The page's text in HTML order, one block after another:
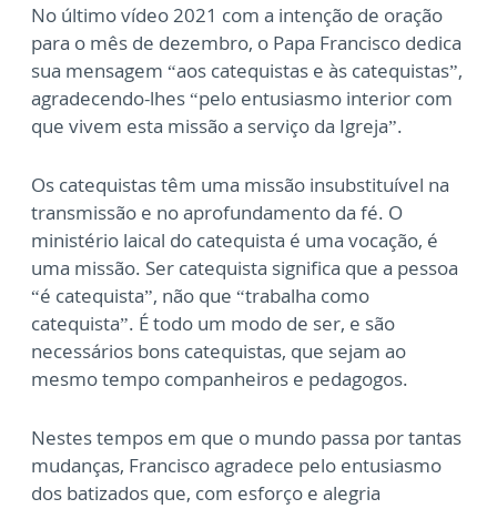
No último vídeo 2021 com a intenção de oração
para o mês de dezembro, o Papa Francisco dedica
sua mensagem “aos catequistas e às catequistas”,
agradecendo-lhes “pelo entusiasmo interior com
que vivem esta missão a serviço da Igreja”.
Os catequistas têm uma missão insubstituível na
transmissão e no aprofundamento da fé. O
ministério laical do catequista é uma vocação, é
uma missão. Ser catequista significa que a pessoa
“é catequista”, não que “trabalha como
catequista”. É todo um modo de ser, e são
necessários bons catequistas, que sejam ao
mesmo tempo companheiros e pedagogos.
Nestes tempos em que o mundo passa por tantas
mudanças, Francisco agradece pelo entusiasmo
dos batizados que, com esforço e alegria